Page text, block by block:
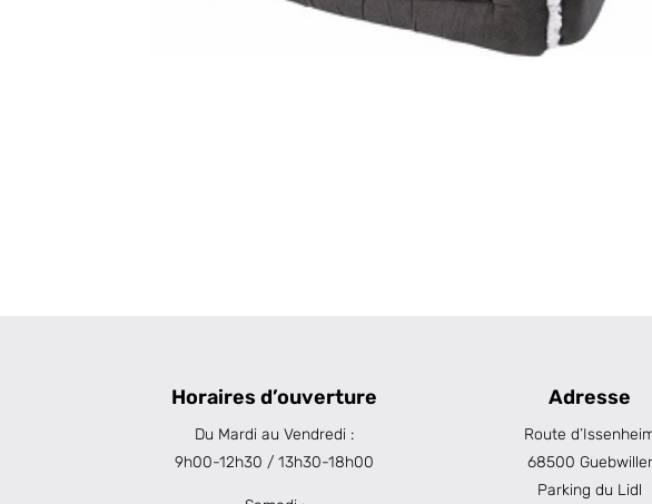
Horaires d’ouverture
Du Mardi au Vendredi :
9h00-12h30 / 13h30-18h00
Adresse
Route
68500 Guebwiller
Parking du Lidl